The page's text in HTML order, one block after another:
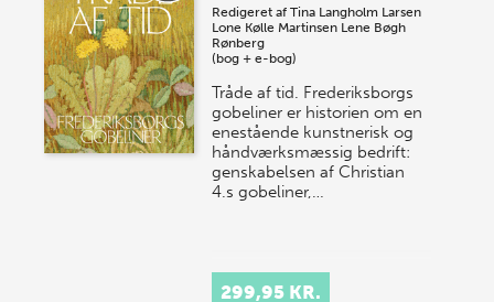
Redigeret afTina Langholm Larsen
Lone Kølle Martinsen Lene Bøgh
Rønberg
(bog + e-bog)
Tråde af tid. Frederiksborgs
gobeliner er historien om en
enestående kunstnerisk og
håndværksmæssig bedrift:
genskabelsen af Christian
4.s gobeliner,…
299,95 KR.